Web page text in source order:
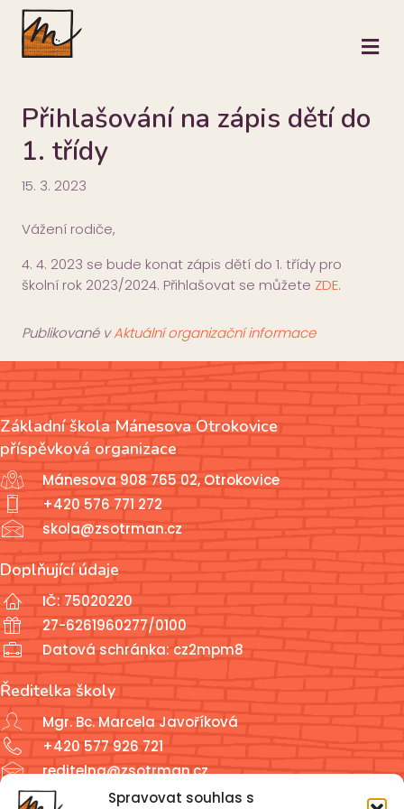
Spravovat souhlas s
Přihlašování na zápis dětí do
1. třídy
15. 3. 2023
Vážení rodiče,
4. 4. 2023 se bude konat zápis dětí do 1. třídy pro
školní rok 2023/2024. Přihlašovat se můžete ZDE.
Publikované vAktuální organizační informace
Základní škola Mánesova Otrokovice
příspěvková organizace
Mánesova 908 765 02, Otrokovice
+420 576 771 272
skola@zsotrman.cz
Doplňující údaje
IČ: 75020220
27-6261960277/0100
Datová schránka: cz2mpm8
Ředitelka školy
Mgr. Bc. Marcela Javoříková
+420 577 926 721
reditelna@zsotrman.cz